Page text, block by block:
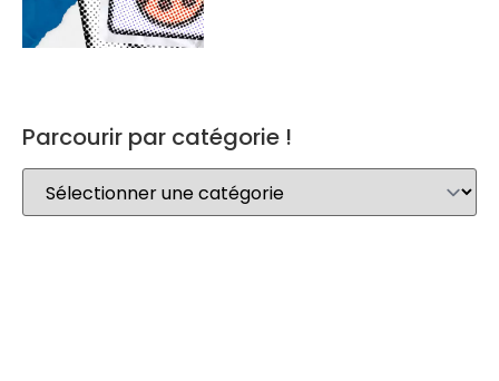
Parcourir par catégorie !